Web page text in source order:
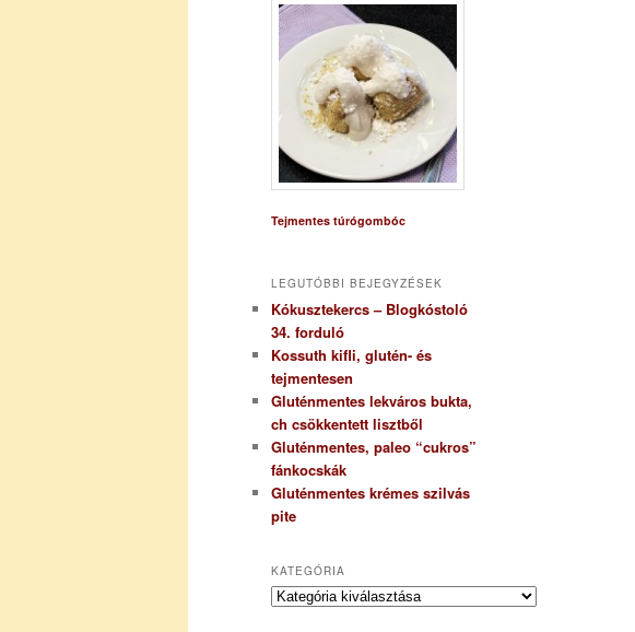
Tejmentes túrógombóc
LEGUTÓBBI BEJEGYZÉSEK
Kókusztekercs – Blogkóstoló
34. forduló
Kossuth kifli, glutén- és
tejmentesen
Gluténmentes lekváros bukta,
ch csökkentett lisztből
Gluténmentes, paleo “cukros”
fánkocskák
Gluténmentes krémes szilvás
pite
KATEGÓRIA
K